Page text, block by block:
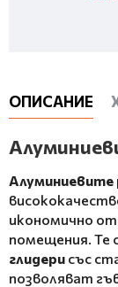
ОПИСАНИЕ
Алуминиевите
икономично
помещения. Те
глидери със
позволяват